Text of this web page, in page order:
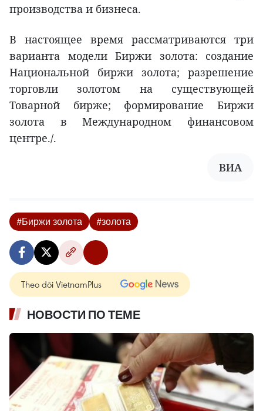
производства и бизнеса.
В настоящее время рассматриваются три
варианта модели Биржи золота: создание
Национальной биржи золота; разрешение
торговли золотом на существующей
Товарной бирже; формирование Биржи
золота в Международном финансовом
центре./.
ВИА
#Биржи золота #золота
Theo dõi VietnamPlus
НОВОСТИ ПО ТЕМЕ